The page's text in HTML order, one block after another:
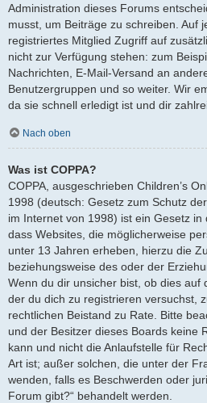
Administration dieses Forums
musst, um Beiträge zu schreiben. Auf
registriertes Mitglied Zugriff auf
nicht zur Verfügung stehen: zum
Nachrichten, E-Mail-Versand an
Benutzergruppen und so weiter. Wir
da sie schnell erledigt ist und dir
Nach oben
Was ist COPPA?
COPPA, ausgeschrieben Children’s
1998 (deutsch: Gesetz zum Schutz
im Internet von 1998) ist ein Gesetz in
dass Websites, die möglicherweise
unter 13 Jahren erheben, hierzu die
beziehungsweise des oder der
Wenn du dir unsicher bist, ob dies auf
der du dich zu registrieren versuchst,
rechtlichen Beistand zu Rate. Bitte
und der Besitzer dieses Boards keine
kann und nicht die Anlaufstelle für
Art ist; außer solchen, die unter der
wenden, falls es Beschwerden oder
Forum gibt?“ behandelt werden.